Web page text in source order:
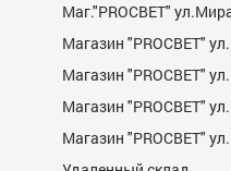
Маг."PROСВЕТ"
Магазин "PROСВЕТ"
Магазин "PROCBET"
Магазин "PROCBET"
Магазин "PROСВЕТ"